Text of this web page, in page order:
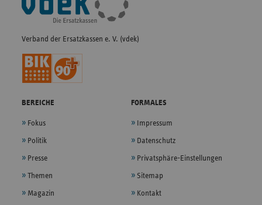
Navigation
Verband der Ersatzkassen e. V. (vdek)
BEREICHE
Fokus
Politik
Presse
Themen
Magazin
FORMALES
Impressum
Datenschutz
Privatsphäre-Einstellungen
Sitemap
Kontakt